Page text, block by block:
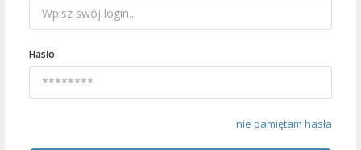
Hasło
nie pamiętam hasła